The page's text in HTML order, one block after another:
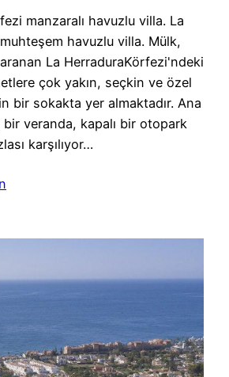
manzaralı havuzlu villa. La
muhteşem havuzlu villa. Mülk,
La HerraduraKörfezi'ndeki
çok yakın, seçkin ve özel
bir sokakta yer almaktadır. Ana
veranda, kapalı bir otopark
karşılıyor…